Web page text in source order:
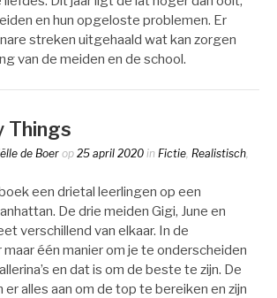
en hun opgeloste problemen. Er
streken uitgehaald wat kan zorgen
van de meiden en de school.
Things
de Boer op 25 april 2020 in Fictie Realistisch
een drietal leerlingen op een
De drie meiden Gigi, June en
verschillend van elkaar. In de
één manier om je te onderscheiden
en dat is om de beste te zijn. De
er alles aan om de top te bereiken en zijn